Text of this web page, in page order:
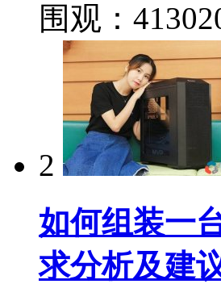
围观：
2
如何组装一
求分析及建